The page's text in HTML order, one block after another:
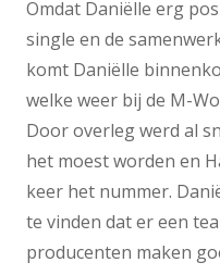
Omdat Daniëlle erg
single en de
komt Daniëlle
welke weer bij de M-
Door overleg werd al
het moest worden en
keer het nummer.
te vinden dat er een
producenten maken